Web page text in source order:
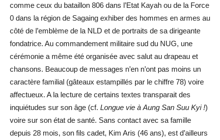
comme ceux du bataillon 806 dans l’Etat Kayah ou de la Force
0 dans la région de Sagaing exhiber des hommes en armes au
côté de l’emblème de la NLD et de portraits de sa dirigeante
fondatrice. Au commandement militaire sud du NUG, une
cérémonie a même été organisée avec salut au drapeau et
chansons. Beaucoup de messages n’en n’ont pas moins un
caractère familial (gâteaux estampillés par le chiffre 78) voire
affectueux. A la lecture de certains textes transparait des
inquiétudes sur son âge (cf. Longue vie à Aung San Suu Kyi !)
voire sur son état de santé. Sans contact avec sa famille
depuis 28 mois, son fils cadet, Kim Aris (46 ans), est d’ailleurs